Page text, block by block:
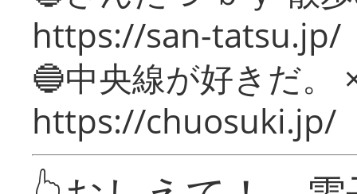
https://san-tatsu.jp/
🔵中央線が好きだ。
https://chuosuki.jp/